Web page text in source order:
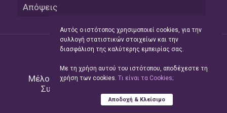
Απόψεις
Μέλος του Δικτύου τηςHellas Press Media
Συντήρηση και Ανάπτυξη
Αυτός ο ιστότοπος χρησιμοποιεί cookies, για την
συλλογή στατιστικών στοιχείων και την
διασφάλιση της καλύτερης εμπειρίας σας.
Με τη χρήση αυτού του ιστότοπου, αποδέχεστε τη
χρήση των cookies. Tι είναι τα Cookies;
Αποδοχή & Κλείσιμο